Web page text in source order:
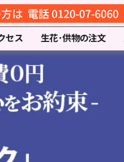
は 電話 0120-07-6060
セス 生花･供物の注文